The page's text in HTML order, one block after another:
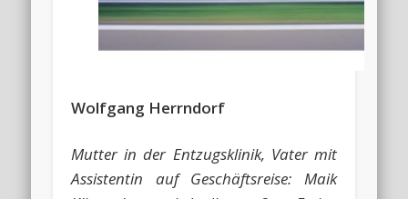
Wolfgang Herrndorf
Mutter in der Entzugsklinik, Vater mit
Assistentin auf Geschäftsreise: Maik